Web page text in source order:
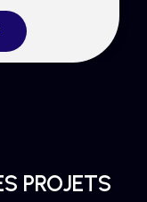
PROJETS